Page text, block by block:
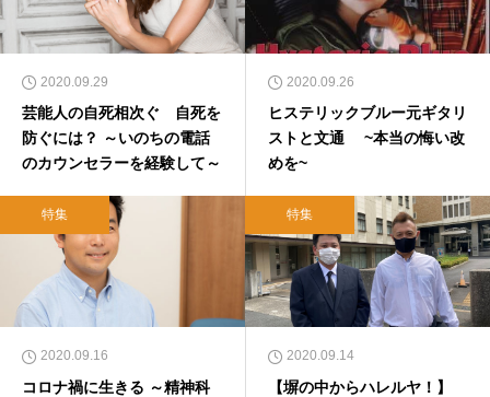
2020.09.29
芸能人の自死相次ぐ 自死を
防ぐには？ ～いのちの電話
のカウンセラーを経験して～
2020.09.26
ヒステリックブルー元ギタリ
ストと文通 ~本当の悔い改
めを~
特集
2020.09.16
コロナ禍に生きる ～精神科
特集
2020.09.14
【塀の中からハレルヤ！】